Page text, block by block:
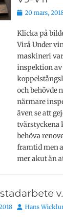
Publicerat
20 mars,
Klicka på
Virå Under
maskineri
inspektion av
och behövde
närmare
även se att
tvärstyckena
behöva
framtid men
mer akut än
v.
Författare
Hans